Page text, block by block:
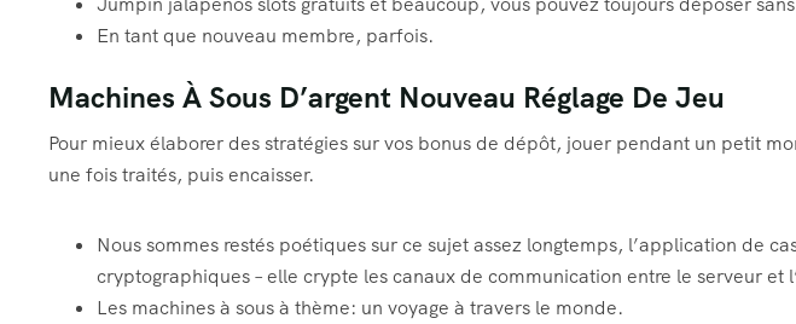
En tant que nouveau membre, parfois.
Machines À Sous D’argent Nouveau Réglage De Jeu
Pour mieux élaborer des stratégies sur vos bonus de dépôt, jouer pendant un petit
une fois traités, puis encaisser.
Nous sommes restés poétiques sur ce sujet assez longtemps, l’application de
cryptographiques – elle crypte les canaux de communication entre le serveur et
Les machines à sous à thème: un voyage à travers le monde.